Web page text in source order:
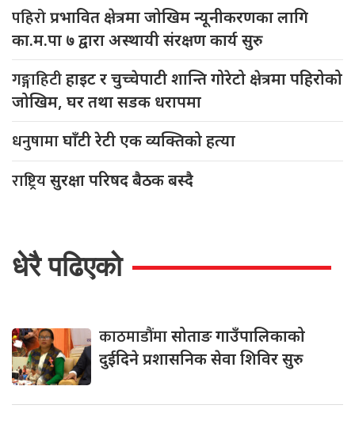
पहिरोप्रभावित क्षेत्रमा जोखिम न्यूनीकरणका लागि
का.म.पा ७ द्वारा अस्थायी संरक्षण कार्य सुरु
गङ्गाहिटीहाइट र चुच्चेपाटी शान्ति गोरेटो क्षेत्रमा पहिरोको
जोखिम, घर तथा सडक धरापमा
धनुषामाघाँटी रेटी एक व्यक्तिको हत्या
राष्ट्रियसुरक्षा परिषद बैठक बस्दै
धेरै पढिएको
काठमाडौंमासोताङ गाउँपालिकाको
दुईदिने प्रशासनिक सेवा शिविर सुरु